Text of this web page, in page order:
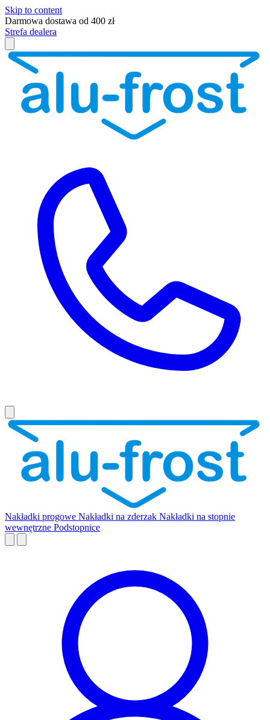
Skip to content
Darmowa dostawa od 400 zł
Strefa dealera
Nakładki progowe Nakładki na zderzak Nakładki na stopnie
wewnętrzne Podstopnice